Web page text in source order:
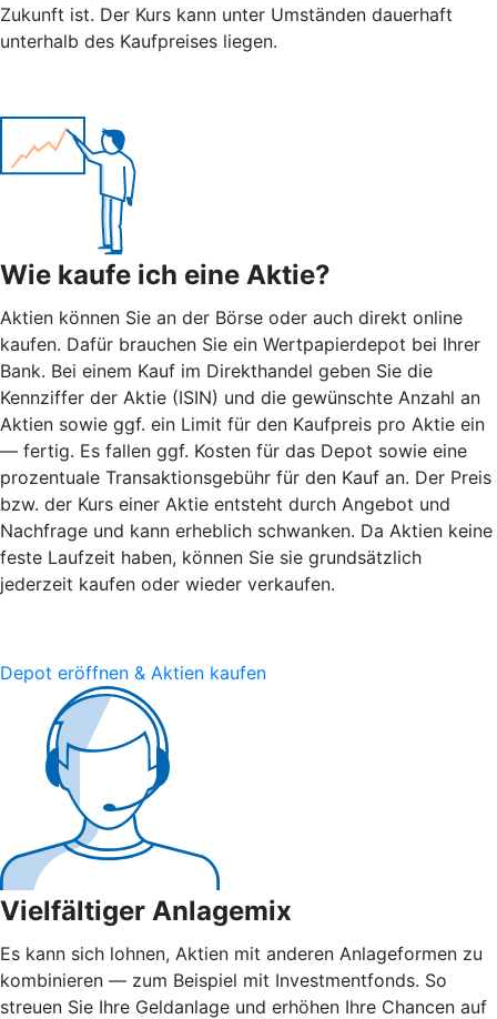
Zukunft ist. Der Kurs kann unter Umständen dauerhaft
unterhalb des Kaufpreises liegen.
Wie kaufe ich eine Aktie?
Aktien können Sie an der Börse oder auch direkt online
kaufen. Dafür brauchen Sie ein Wertpapierdepot bei Ihrer
Bank. Bei einem Kauf im Direkthandel geben Sie die
Kennziffer der Aktie (ISIN) und die gewünschte Anzahl an
Aktien sowie ggf. ein Limit für den Kaufpreis pro Aktie ein
— fertig. Es fallen ggf. Kosten für das Depot sowie eine
prozentuale Transaktionsgebühr für den Kauf an. Der Preis
bzw. der Kurs einer Aktie entsteht durch Angebot und
Nachfrage und kann erheblich schwanken. Da Aktien keine
feste Laufzeit haben, können Sie sie grundsätzlich
jederzeit kaufen oder wieder verkaufen.
Depot eröffnen & Aktien kaufen
Vielfältiger Anlagemix
Es kann sich lohnen, Aktien mit anderen Anlageformen zu
kombinieren — zum Beispiel mit Investmentfonds. So
streuen Sie Ihre Geldanlage und erhöhen Ihre Chancen auf